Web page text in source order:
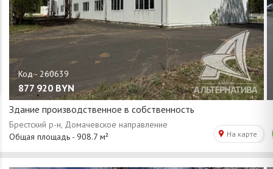
877 920 BYN
Здание производственное в собственность